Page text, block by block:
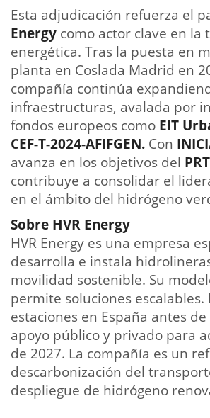
Esta adjudicación refuerza el
Energy como actor clave en la
energética. Tras la puesta en
planta en Coslada Madrid en
compañía continúa
infraestructuras, avalada por
fondos europeos como EIT
CEF-T-2024-AFIFGEN. Con
avanza en los objetivos del
contribuye a consolidar el
en el ámbito del hidrógeno
Sobre HVR Energy
HVR Energy es una empresa
desarrolla e instala
movilidad sostenible. Su
permite soluciones escalables.
estaciones en España antes de
apoyo público y privado para
de 2027. La compañía es un
descarbonización del
despliegue de hidrógeno